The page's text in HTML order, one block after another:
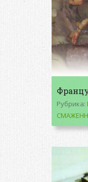
Рубрика: